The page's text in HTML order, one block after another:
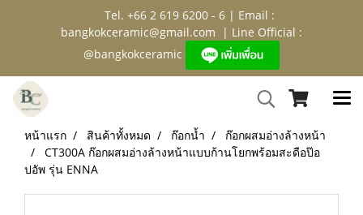
Tel. +66 2 619 6200 - 6 | Email :
bangkokceramic@gmail.com | Line Official :
@bangkokceramic
หน้าแรก สินค้าทั้งหมด ก๊อกน้ำ
ก๊อกผสมอ่างล้างหน้า
CT300A ก๊อกผสมอ่างล้างหน้าแบบก้านโยกพร้อมสะดือป๊อ
ปอัพ รุ่น ENNA